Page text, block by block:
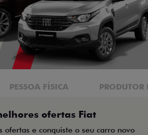
PESSOA FÍSICA PRODUTOR
ofertas Fiat
ofertas e conquiste o seu carro novo